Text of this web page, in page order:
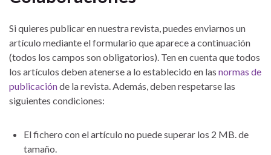
Si quieres publicar en nuestra revista, puedes enviarnos un
artículo mediante el formulario que aparece a continuación
(todos los campos son obligatorios). Ten en cuenta que todos
los artículos deben atenerse a lo establecido en las normas de
publicaciónde la revista. Además, deben respetarse las
siguientes condiciones:
El fichero con el artículo no puede superar los 2 MB. de
tamaño.